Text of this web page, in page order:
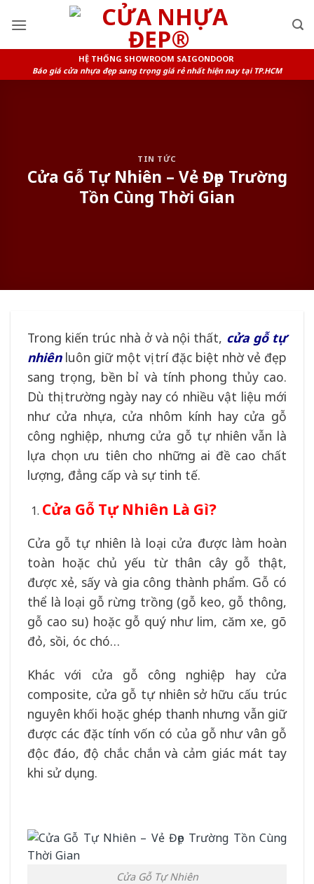
HỆ THỐNG SHOWROOM SAIGONDOOR
Báo giá cửa nhựa đẹp sang trọng giá rẻ nhất hiện nay tại TP.HCM
TIN TỨC
Cửa Gỗ Tự Nhiên – Vẻ Đẹp Trường
Tồn Cùng Thời Gian
Trong kiến trúc nhà ở và nội thất, cửa gỗ tự
nhiênluôn giữ một vị trí đặc biệt nhờ vẻ đẹp
sang trọng, bền bỉ và tính phong thủy cao.
Dù thị trường ngày nay có nhiều vật liệu mới
như cửa nhựa, cửa nhôm kính hay cửa gỗ
công nghiệp, nhưng cửa gỗ tự nhiên vẫn là
lựa chọn ưu tiên cho những ai đề cao chất
lượng, đẳng cấp và sự tinh tế.
Cửa Gỗ Tự Nhiên Là Gì?
Cửa gỗ tự nhiên là loại cửa được làm hoàn
toàn hoặc chủ yếu từ thân cây gỗ thật,
được xẻ, sấy và gia công thành phẩm. Gỗ có
thể là loại gỗ rừng trồng (gỗ keo, gỗ thông,
gỗ cao su) hoặc gỗ quý như lim, căm xe, gõ
đỏ, sồi, óc chó…
Khác với cửa gỗ công nghiệp hay cửa
composite, cửa gỗ tự nhiên sở hữu cấu trúc
nguyên khối hoặc ghép thanh nhưng vẫn giữ
được các đặc tính vốn có của gỗ như vân gỗ
độc đáo, độ chắc chắn và cảm giác mát tay
khi sử dụng.
Cửa Gỗ Tự Nhiên